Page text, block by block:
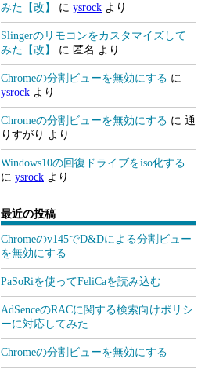
みた【改】
に ysrock より
Slingerのリモコンをカスタマイズして
みた【改】
に 匿名 より
Chromeの分割ビューを無効にする に
ysrock より
Chromeの分割ビューを無効にする に 通
りすがり より
Windows10の回復ドライブをiso化する
に ysrock より
最近の投稿
Chromeのv145でD&Dによる分割ビュー
を無効にする
PaSoRiを使ってFeliCaを読み込む
AdSenceのRACに関する検索向けポリシ
ーに対応してみた
Chromeの分割ビューを無効にする